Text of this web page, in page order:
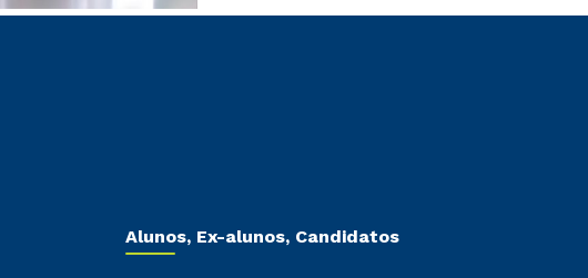
Alunos, Ex-alunos, Candidatos